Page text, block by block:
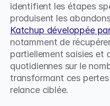
identifient les étapes
produisent les
Katchup développée
notamment de
partiellement saisies et
quotidiennes sur le
transformant ces
relance ciblée.